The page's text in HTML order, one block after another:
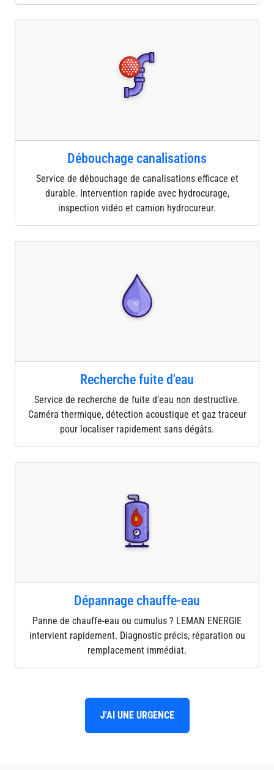
Débouchage canalisations
Service de débouchage de canalisations efficace et
durable. Intervention rapide avec hydrocurage,
inspection vidéo et camion hydrocureur.
Recherche fuite d'eau
Service de recherche de fuite d’eau non destructive.
Caméra thermique, détection acoustique et gaz traceur
pour localiser rapidement sans dégâts.
Dépannage chauffe-eau
Panne de chauffe-eau ou cumulus ? LEMAN ENERGIE
intervient rapidement. Diagnostic précis, réparation ou
remplacement immédiat.
J'AI UNE URGENCE